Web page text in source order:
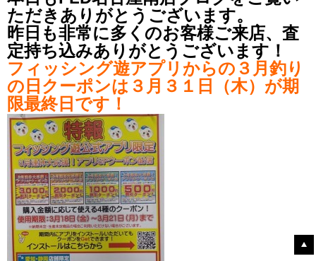
ただきありがとうございます。
昨日も非常に多くのお客様ご来店、査
定持ち込みありがとうございます！
フィッシング遊アプリからの３月釣り
の日クーポンは３月３１日（木）が期
限最終日です！